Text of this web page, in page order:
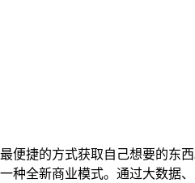
捷的方式获取自己想要的东
全新商业模式。通过大数据